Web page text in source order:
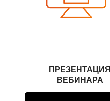
ПРЕЗЕНТАЦИЯ
ВЕБИНАРА